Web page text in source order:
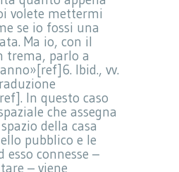
volete mettermi
se io fossi una
Ma io, con il
trema, parlo a
Ibid., vv.
In questo caso
che assegna
della casa
pubblico e le
esso connesse –
– viene